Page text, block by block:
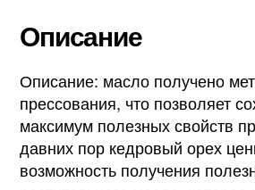
Описание
Описание: масло получено
прессования, что позволяет
максимум полезных свойств
давних пор кедровый орех
возможность получения